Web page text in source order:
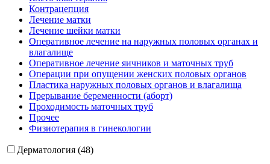
Контрацепция
Лечение матки
Лечение шейки матки
Оперативное лечение на наружных половых органах и
влагалище
Оперативное лечение яичников и маточных труб
Операции при опущении женских половых органов
Пластика наружных половых органов и влагалища
Прерывание беременности (аборт)
Проходимость маточных труб
Прочее
Физиотерапия в гинекологии
Дерматология (48)